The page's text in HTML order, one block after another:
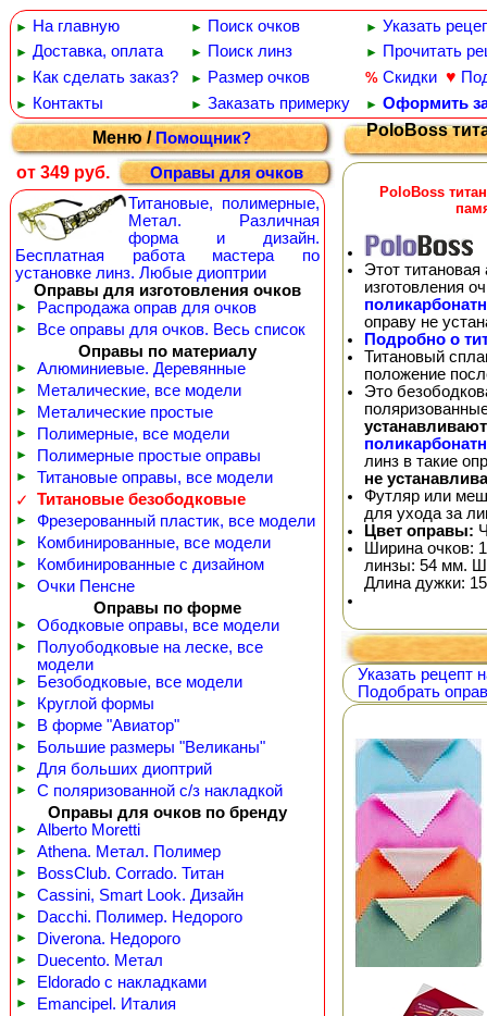
► На главную ► Поиск очков ► Указать
► Доставка, оплата ► Поиск линз ► Прочитать
► Как сделать заказ? ► Размер очков % Скидки ♥
► Контакты ► Заказать примерку ► Оформить
Меню /Помощник?
от 349 руб.
Оправы для очков
Титановые, полимерные,
Метал. Различная
форма и дизайн.
Бесплатная работа мастера по
установке линз. Любые диоптрии
Оправы для изготовления очков
► Распродажа оправ для очков
►
Все оправы для очков. Весь список
Оправы по материалу
► Алюминиевые. Деревянные
► Металические, все модели
► Металические простые
► Полимерные, все модели
► Полимерные простые оправы
►
Титановые оправы, все модели
✓
Титановые безободковые
► Фрезерованный пластик, все модели
► Комбинированные, все модели
► Комбинированные с дизайном
►
Очки Пенсне
Оправы по форме
► Ободковые оправы, все модели
►
Полуободковые на леске, все
модели
► Безободковые, все модели
► Круглой формы
► В форме "Авиатор"
► Большие размеры "Великаны"
► Для больших диоптрий
►
С поляризованной с/з накладкой
Оправы для очков по бренду
► Alberto Moretti
► Athena. Метал. Полимер
► BossClub. Corrado. Титан
► Cassini, Smart Look. Дизайн
► Dacchi. Полимер. Недорого
► Diverona. Недорого
► Duecento. Метал
► Eldorado с накладками
► Emancipel. Италия
PoloBoss
PoloBoss
Этот
изготовления
оправу не
Подробно о
Титановый
положение
Это
линз в такие
не
Футляр или
для ухода за
Цвет оправы:
Ширина очков:
линзы: 54 мм.
Длина дужки:
Указать рецепт
Подобрать